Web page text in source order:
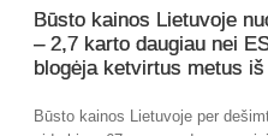
Būsto kainos Lietuvoje
– 2,7 karto daugiau nei
blogėja ketvirtus metus
Būsto kainos Lietuvoje per